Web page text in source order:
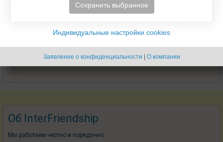
Об InterFriendship
Мы работаем честно и порядочно.
Сохранить выбранное
Индивидуальные настройки cookies
Заявление о конфиденциальности | О компании